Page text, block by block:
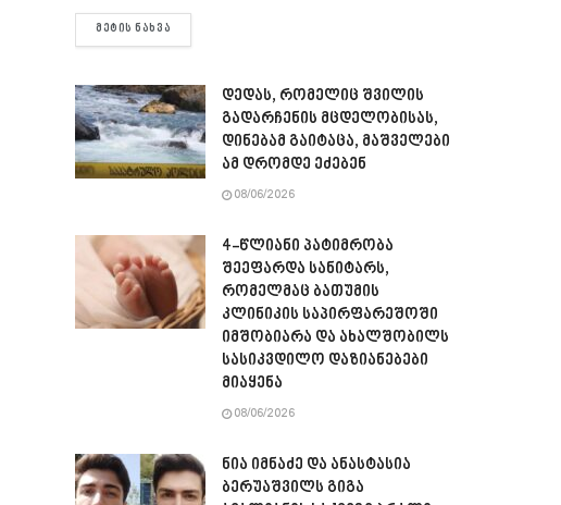
ᲛᲔᲢᲘᲡ ᲜᲐᲮᲕᲐ
დედას, რომელიც შვილის
გადარჩენის მცდელობისას,
დინებამ გაიტაცა, მაშველები
ამ დრომდე ეძებენ
08/06/2026
4-წლიანი პატიმრობა
შეეფარდა სანიტარს,
რომელმაც ბათუმის
კლინიკის საპირფარეშოში
იმშობიარა და ახალშობილს
სასიკვდილო დაზიანებები
მიაყენა
08/06/2026
ნია იმნაძე და ანასტასია
ბერუაშვილს გიგა